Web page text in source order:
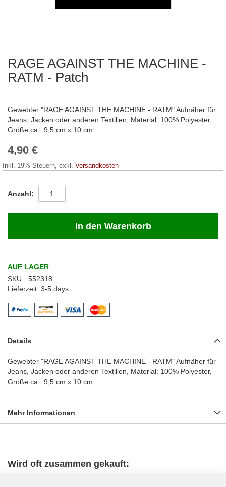
RAGE AGAINST THE MACHINE -
RATM - Patch
Gewebter "RAGE AGAINST THE MACHINE - RATM" Aufnäher für
Jeans, Jacken oder anderen Textilien, Material: 100% Polyester,
Größe ca.: 9,5 cm x 10 cm
4,90 €
Inkl. 19% Steuern, exkl. Versandkosten
Anzahl
In den Warenkorb
AUF LAGER
SKU
552318
Lieferzeit 3-5 days
Zum
der
Details
Gewebter "RAGE AGAINST THE MACHINE - RATM" Aufnäher für
Jeans, Jacken oder anderen Textilien, Material: 100% Polyester,
Größe ca.: 9,5 cm x 10 cm
Mehr Informationen
Wird oft zusammen gekauft: